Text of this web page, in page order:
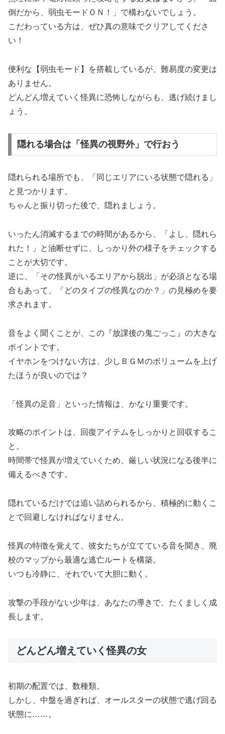
倒だから、弱虫モードＯＮ！」で構わないでしょう。
こだわっている方は、ぜひ真の意味でクリアしてくださ
い！
便利な【弱虫モード】を搭載しているが、難易度の変更は
ありません。
どんどん増えていく怪異に恐怖しながらも、逃げ続けまし
ょう。
隠れる場合は「怪異の視野外」で行おう
隠れられる場所でも、「同じエリアにいる状態で隠れる」
と見つかります。
ちゃんと振り切った後で、隠れましょう。
いったん消滅するまでの時間があるから、「よし、隠れら
れた！」と油断せずに、しっかり外の様子をチェックする
ことが大切です。
逆に、「その怪異がいるエリアから脱出」が必須となる場
合もあって、「どのタイプの怪異なのか？」の見極めを要
求されます。
音をよく聞くことが、この『放課後の鬼ごっこ』の大きな
ポイントです。
イヤホンをつけない方は、少しＢＧＭのボリュームを上げ
たほうが良いのでは？
「怪異の足音」といった情報は、かなり重要です。
攻略のポイントは、回復アイテムをしっかりと回収するこ
と。
時間帯で怪異が増えていくため、厳しい状況になる後半に
備えるべきです。
隠れているだけでは追い詰められるから、積極的に動くこ
とで回避しなければなりません。
怪異の特徴を覚えて、彼女たちが立てている音を聞き、廃
校のマップから最適な逃亡ルートを構築。
いつも冷静に、それでいて大胆に動く。
攻撃の手段がない少年は、あなたの導きで、たくましく成
長します。
どんどん増えていく怪異の女
初期の配置では、数種類。
しかし、中盤を過ぎれば、オールスターの状態で逃げ回る
状態に……。